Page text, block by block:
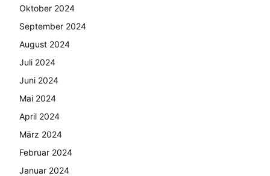
Oktober 2024
September 2024
August 2024
Juli 2024
Juni 2024
Mai 2024
April 2024
März 2024
Februar 2024
Januar 2024